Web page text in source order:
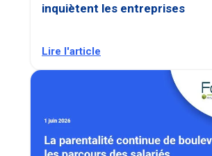
inquiètent les entreprises
Lire l'article